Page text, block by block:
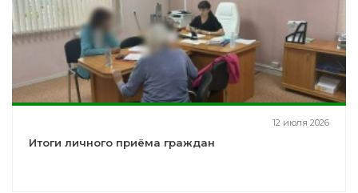
12 июля 2026
Итоги личного приёма граждан